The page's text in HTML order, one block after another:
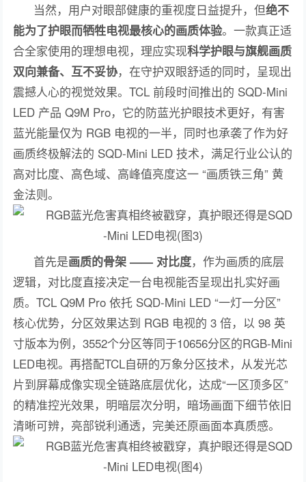
当然，用户对眼部健康的重视度日益提升，但绝不
能为了护眼而牺牲电视最核心的画质体验。一款真正适
合全家使用的理想电视，理应实现科学护眼与旗舰画质
双向兼备、互不妥协，在守护双眼舒适的同时，呈现出
震撼人心的视觉效果。TCL 前段时间推出的 SQD-Mini
LED 产品 Q9M Pro，它的防蓝光护眼技术更好，有害
蓝光能量仅为 RGB 电视的一半，同时也承袭了作为好
画质终极解法的 SQD-Mini LED 技术，满足行业公认的
高对比度、高色域、高峰值亮度这一 “画质铁三角” 黄
金法则。
首先是画质的骨架 —— 对比度，作为画质的底层
逻辑，对比度直接决定一台电视能否呈现出扎实好画
质。TCL Q9M Pro 依托 SQD-Mini LED “一灯一分区”
核心优势，分区效果达到 RGB 电视的 3 倍，以 98 英
寸版本为例，3552个分区等同于10656分区的RGB-Mini
LED电视。再搭配TCL自研的万象分区技术，从发光芯
片到屏幕成像实现全链路底层优化，达成“一区顶多区”
的精准控光效果，明暗层次分明，暗场画面下细节依旧
清晰可辨，亮部锐利通透，完美还原画面本真质感。